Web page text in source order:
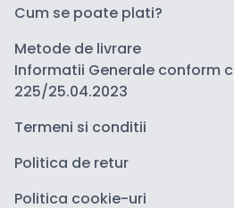
Cum se poate plati?
Metode de livrare
Informatii Generale conform
225/25.04.2023
Termeni si conditii
Politica de retur
Politica cookie-uri